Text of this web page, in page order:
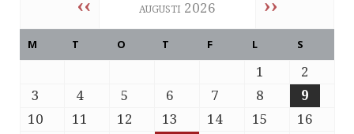
‹‹ augusti 2026 ››
M T O T F L S
1
2
3
4 5 6 7 8
9
10
11 12 13 14 15
16